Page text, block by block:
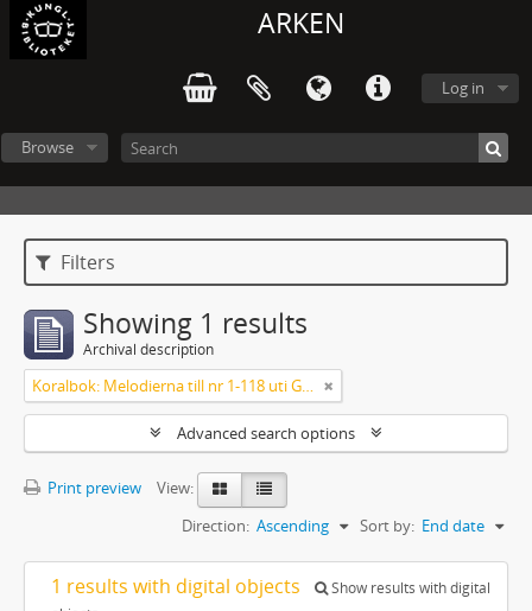
ARKEN
Log in
Browse
Filters
Showing 1 results
Archival description
Koralbok: Melodierna till nr 1-118 uti Gamla Psalmboken, enstämmigt satta
Advanced search options
Print preview
View:
Sort by: End date
Direction: Ascending
1 results with digital objects
Show results with digital